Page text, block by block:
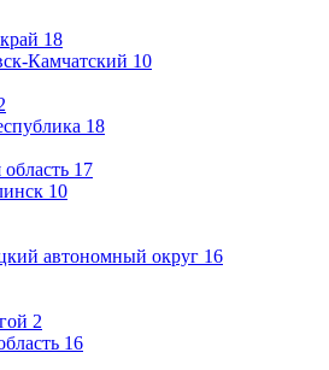
18
Камчатский 10
18
17
10
автономный округ 16
2
16